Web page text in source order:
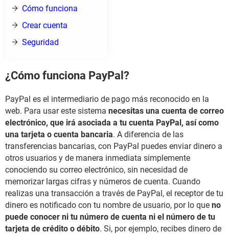
Cómo funciona
Crear cuenta
Seguridad
¿Cómo funciona PayPal?
PayPal es el intermediario de pago más reconocido en la
web. Para usar este sistema necesitas una cuenta de correo
electrónico, que irá asociada a tu cuenta PayPal, así como
una tarjeta o cuenta bancaria. A diferencia de las
transferencias bancarias, con PayPal puedes enviar dinero a
otros usuarios y de manera inmediata simplemente
conociendo su correo electrónico, sin necesidad de
memorizar largas cifras y números de cuenta. Cuando
realizas una transacción a través de PayPal, el receptor de tu
dinero es notificado con tu nombre de usuario, por lo que no
puede conocer ni tu número de cuenta ni el número de tu
tarjeta de crédito o débito. Si, por ejemplo, recibes dinero de